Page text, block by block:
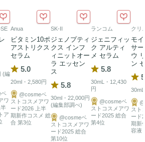
(編
ベ
ワ
ア
Anua
ビタミン10ポ
アストリクス
セラム
5.0
20ml・2,580円
@cosmeベ
ストコスメアワ
ード2026 上半
期新作コスメ 総
合 第3位
SK-II
ジェノプティ
クス インフ
ィニットオー
ラ エッセン
ス
5.8
30ml・22,000円
(編集部調べ)
@cosmeベ
ストコスメアワ
ード2025 総合
第10位
ランコム
ジェニフィッ
ク アルティ
メ セラム
5.8
30mL・12,430
円
@cosmeベ
ストコスメアワ
ード2025 総合
第4位
クリ
モ
サ
ウ
ン
スト
ード
期新
容液